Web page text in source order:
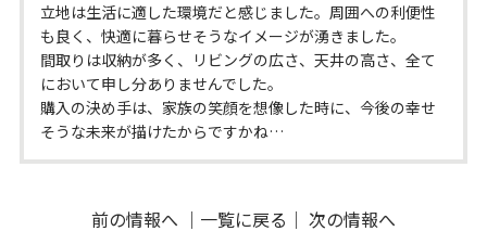
立地は生活に適した環境だと感じました。周囲への利便性
も良く、快適に暮らせそうなイメージが湧きました。
間取りは収納が多く、リビングの広さ、天井の高さ、全て
において申し分ありませんでした。
購入の決め手は、家族の笑顔を想像した時に、今後の幸せ
そうな未来が描けたからですかね…
前の情報へ ｜ 一覧に戻る ｜ 次の情報へ